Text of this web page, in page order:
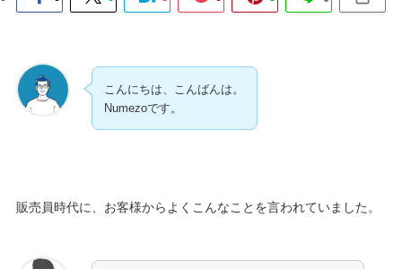
こんにちは、こんばんは。
Numezoです。
販売員時代に、お客様からよくこんなことを言われていました。